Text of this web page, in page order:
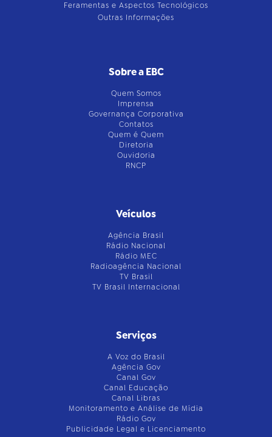
Feramentas e Aspectos Tecnológicos
Outras Informações
Sobre a EBC
Quem Somos
Imprensa
Governança Corporativa
Contatos
Quem é Quem
Diretoria
Ouvidoria
RNCP
Veículos
Agência Brasil
Rádio Nacional
Rádio MEC
Radioagência Nacional
TV Brasil
TV Brasil Internacional
Serviços
A Voz do Brasil
Agência Gov
Canal Gov
Canal Educação
Canal Libras
Monitoramento e Análise de Mídia
Rádio Gov
Publicidade Legal e Licenciamento